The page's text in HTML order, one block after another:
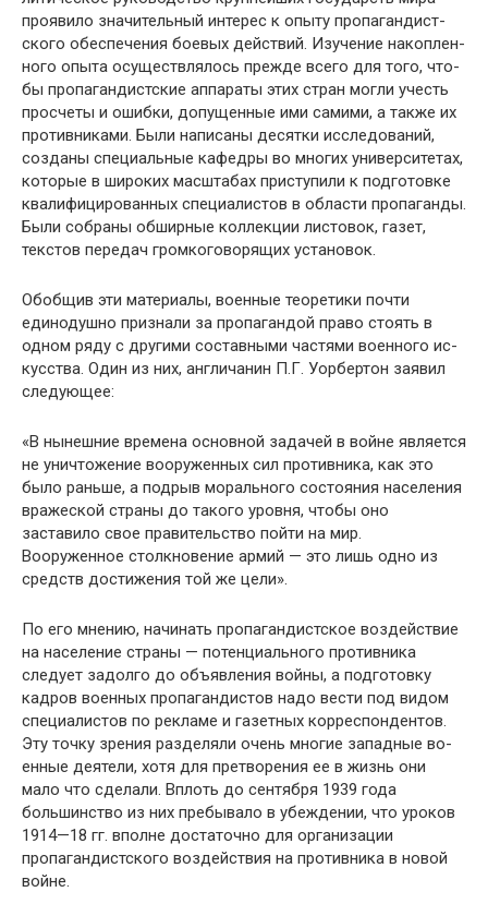
проявило значительный интерес к опыту пропагандист­
ского обеспечения боевых действий. Изучение накоплен­
ного опыта осуществлялось прежде всего для того, что­
бы пропагандистские аппараты этих стран могли учесть
просчеты и ошибки, допущенные ими самими, а также их
противниками. Были написаны десятки исследований,
созданы специальные кафедры во многих университетах,
которые в широких масштабах приступили к подготовке
квалифицированных специалистов в области пропаган­ды.
Были собраны обширные коллекции листовок, газет,
текстов передач громкоговорящих установок.
Обобщив эти материалы, военные теоретики почти
единодушно признали за пропагандой право стоять в
одном ряду с другими составными частями военного ис­
кусства. Один из них, англичанин П.Г. Уорбертон за­явил
следующее:
«В нынешние времена основной задачей в войне яв­ляется
не уничтожение вооруженных сил противника, как это
было раньше, а подрыв морального состояния населения
вражеской страны до такого уровня, что­бы оно
заставило свое правительство пойти на мир.
Вооруженное столкновение армий — это лишь одно из
средств достижения той же цели».
По его мнению, начинать пропагандистское воздей­ствие
на население страны — потенциального против­ника
следует задолго до объявления войны, а подготов­ку
кадров военных пропагандистов надо вести под видом
специалистов по рекламе и газетных корреспондентов.
Эту точку зрения разделяли очень многие западные во­
енные деятели, хотя для претворения ее в жизнь они
мало что сделали. Вплоть до сентября 1939 года
большинство из них пребывало в убеждении, что уроков
1914—18 гг. вполне достаточно для организации
пропагандистского воздействия на противника в новой
войне.